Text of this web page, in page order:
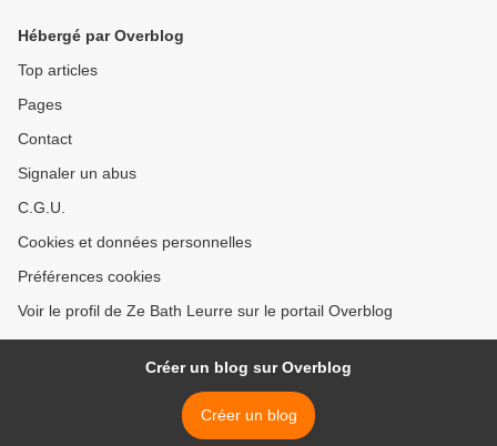
Hébergé par Overblog
Top articles
Pages
Contact
Signaler un abus
C.G.U.
Cookies et données personnelles
Préférences cookies
Voir le profil de Ze Bath Leurre sur le portail Overblog
Créer un blog sur Overblog
Créer un blog